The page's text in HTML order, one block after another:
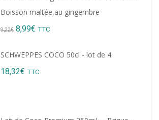
Boisson maltée au gingembre
9,22€ Original
8,99€ Current
TTC
SCHWEPPES COCO 50cl - lot de 4
18,32€ TTC